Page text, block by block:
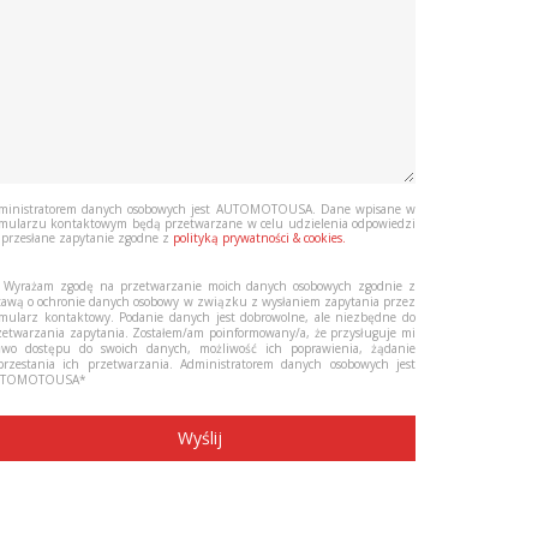
danych osobowych jest AUTOMOTOUSA. Dane wpisane w
kontaktowym będą przetwarzane w celu udzielenia odpowiedzi
zapytanie zgodne z polityką prywatności & cookies.
Wyrażam zgodę na przetwarzanie moich danych osobowych zgodnie z
o ochronie danych osobowy w związku z wysłaniem zapytania przez
kontaktowy. Podanie danych jest dobrowolne, ale niezbędne do
zapytania. Zostałem/am poinformowany/a, że przysługuje mi
dostępu do swoich danych, możliwość ich poprawienia, żądanie
ich przetwarzania. Administratorem danych osobowych jest